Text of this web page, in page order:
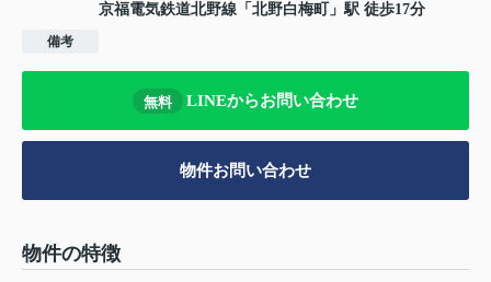
京福電気鉄道北野線 「 北野白梅町 」駅 徒歩17分
備考
無料 LINEからお問い合わせ
物件お問い合わせ
物件の特徴